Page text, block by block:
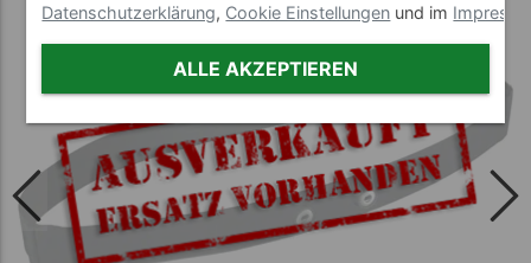
Datenschutzerklärung, Cookie Einstellungen und im
ALLE AKZEPTIEREN